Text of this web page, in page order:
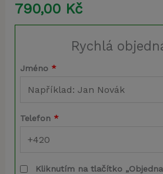
790,00 Kč
Rychlá
Jméno *
Telefon *
Kliknutím na tlačítko